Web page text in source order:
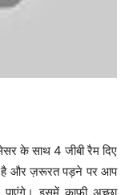
के साथ 4 जीबी रैम दिए
है और ज़रूरत पड़ने पर आप